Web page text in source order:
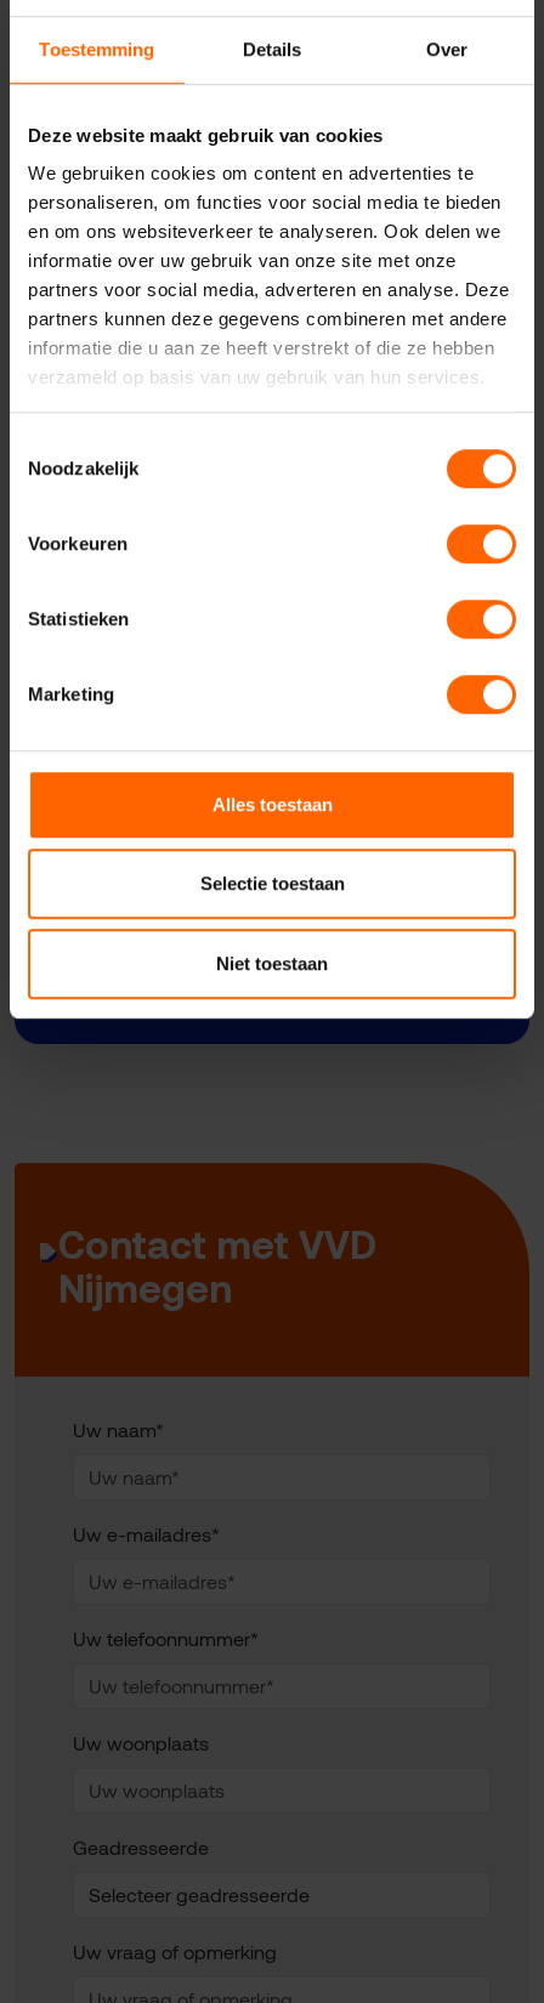
Toestemming Details Over
Deze website maakt gebruik van cookies
We gebruiken cookies om content en advertenties te
personaliseren, om functies voor social media te bieden
en om ons websiteverkeer te analyseren. Ook delen we
informatie over uw gebruik van onze site met onze
partners voor social media, adverteren en analyse. Deze
partners kunnen deze gegevens combineren met andere
informatie die u aan ze heeft verstrekt of die ze hebben
verzameld op basis van uw gebruik van hun services.
Noodzakelijk
Voorkeuren
Statistieken
Marketing
Alles toestaan
Selectie toestaan
Niet toestaan
en minder bereikbaar:nijmeegse-vvd-coalitieakkoord-
nijmegen-duurder-minder-bereikbaar
Nijmegen moet bereikbaar blijven voor bewoners,
bewoners-bezoekers-ondernemers
Een schoon en veilig Nijmegen vraagt om zichtbaar
onderhoud en handhaving:schoon-veilig-nijmegen-
onderhoud-handhaving
Nieuws Nijmegen Parkeren Niek Kraut
Meer weten over dit
onderwerp?
Neem dan nu contact op met Niek Kraut.
Contact met VVD
Nijmegen
Uw naam*
Uw e-mailadres*
Uw telefoonnummer*
Uw woonplaats
Geadresseerde
Uw vraag of opmerking